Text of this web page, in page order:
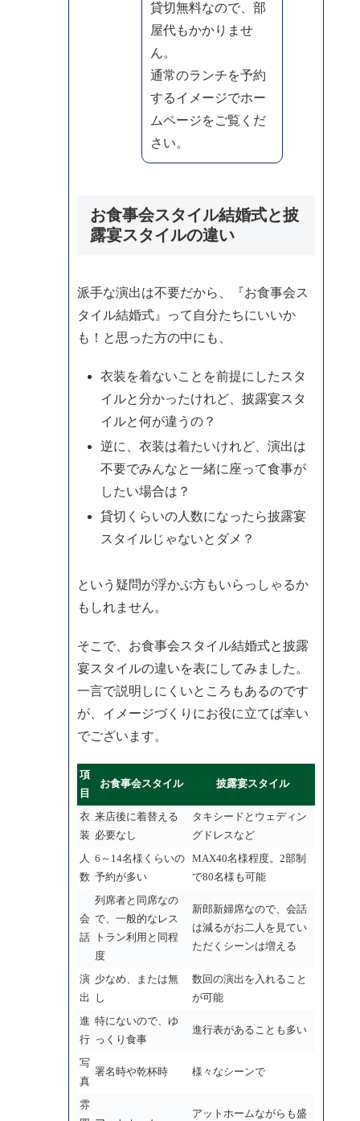
貸切無料なので、部
屋代もかかりませ
ん。
通常のランチを予約
するイメージでホー
ムページをご覧くだ
さい。
お食事会スタイル結婚式と披
露宴スタイルの違い
派手な演出は不要だから、『お食事会ス
タイル結婚式』って自分たちにいいか
も！と思った方の中にも、
衣装を着ないことを前提にしたスタ
イルと分かったけれど、披露宴スタ
イルと何が違うの？
逆に、衣装は着たいけれど、演出は
不要でみんなと一緒に座って食事が
したい場合は？
貸切くらいの人数になったら披露宴
スタイルじゃないとダメ？
という疑問が浮かぶ方もいらっしゃるか
もしれません。
そこで、お食事会スタイル結婚式と披露
宴スタイルの違いを表にしてみました。
一言で説明しにくいところもあるのです
が、イメージづくりにお役に立てば幸い
でございます。
項
目
お食事会スタイル 披露宴スタイル
衣
装
来店後に着替える
必要なし
タキシードとウェディン
グドレスなど
人
数
6～14名様くらいの
予約が多い
MAX40名様程度。2部制
で80名様も可能
会
話
列席者と同席なの
で、一般的なレス
トラン利用と同程
度
新郎新婦席なので、会話
は減るがお二人を見てい
ただくシーンは増える
演
出
少なめ、または無
し
数回の演出を入れること
が可能
進
行
特にないので、ゆ
っくり食事
進行表があることも多い
写
真
署名時や乾杯時 様々なシーンで
雰
アットホームながらも盛